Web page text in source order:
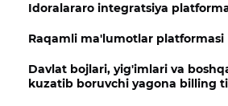
Idoralararo integratsiya
Raqamli ma'lumotlar platformasi
Davlat bojlari, yig'imlari va
kuzatib boruvchi yagona billing